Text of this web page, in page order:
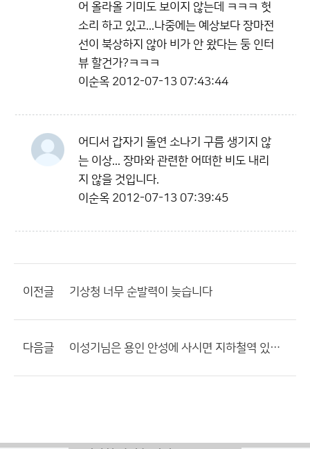
어 올라올 기미도 보이지 않는데 ㅋㅋㅋ 헛
소리 하고 있고...나중에는 예상보다 장마전
선이 북상하지 않아 비가 안 왔다는 둥 인터
뷰 할건가?ㅋㅋㅋ
이순옥 2012-07-13 07:43:44
어디서 갑자기 돌연 소나기 구름 생기지 않
는 이상... 장마와 관련한 어떠한 비도 내리
지 않을 것입니다.
이순옥 2012-07-13 07:39:45
이전글 기상청 너무 순발력이 늦습니다
다음글 이성기님은 용인 안성에 사시면 지하철역 있습니까?